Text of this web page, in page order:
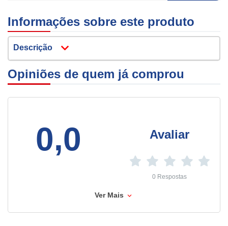
Informações sobre este produto
Descrição
Opiniões de quem já comprou
0,0 Avaliar
0 Respostas
Ver Mais